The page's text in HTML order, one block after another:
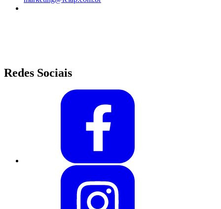
Redes Sociais